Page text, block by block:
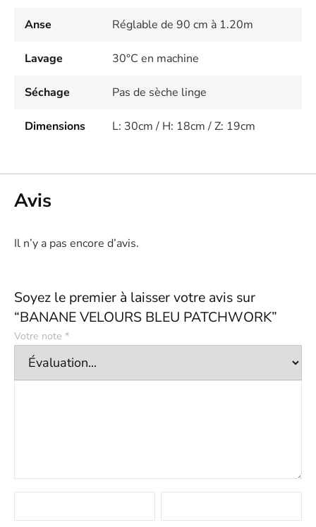
Anse Réglable de 90 cm à 1.20m
Lavage 30°C en machine
Séchage Pas de sèche linge
Dimensions L: 30cm / H: 18cm / Z: 19cm
Avis
Il n’y a pas encore d’avis.
Soyez le premier à laisser votre avis sur
“BANANE VELOURS BLEU PATCHWORK”
Votre note *